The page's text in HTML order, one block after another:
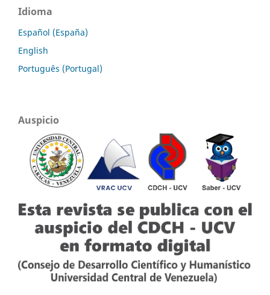
Idioma
Español (España)
English
Português (Portugal)
Auspicio